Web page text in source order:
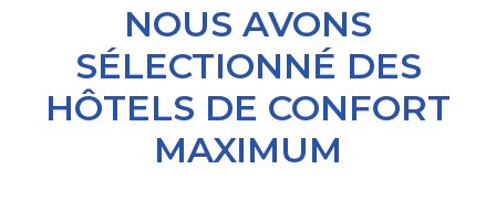
NOUS AVONS
SÉLECTIONNÉ DES
HÔTELS DE CONFORT
MAXIMUM